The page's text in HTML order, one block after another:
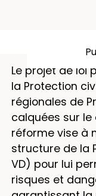
Le projet de loi
la Protection
régionales de
calquées sur
réforme vise à
structure de la
VD) pour lui
risques et